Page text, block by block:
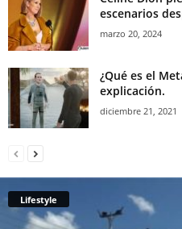
escenarios
marzo 20, 2024
¿Qué es el
explicación.
diciembre 21, 2021
Lifestyle